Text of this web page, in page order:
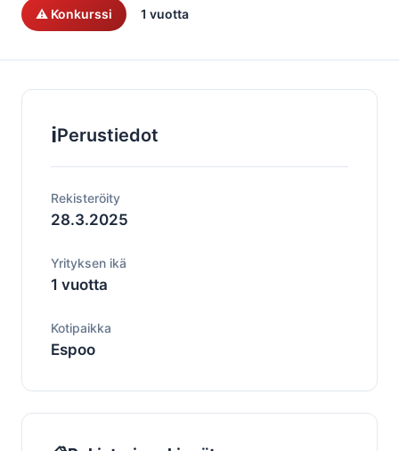
⚠️ Konkurssi 1 vuotta
ℹ️Perustiedot
Rekisteröity
28.3.2025
Yrityksen ikä
1 vuotta
Kotipaikka
Espoo